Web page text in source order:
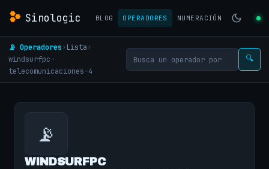
Sinologic BLOG OPERADORES NUMERACIÓN
📡 Operadores› Lista›
windsurfpc-
telecomunicaciones-4
🔍
📡
WINDSURFPC